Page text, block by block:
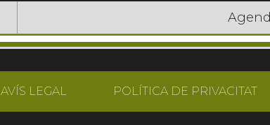
AVÍS LEGAL POLÍTICA DE PRIVACITAT